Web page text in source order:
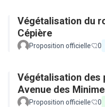
Végétalisation du
Cépière
Proposition officielle 0
Végétalisation des
Avenue des
Proposition officielle 0